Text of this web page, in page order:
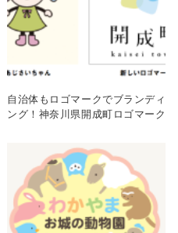
自治体もロゴマークでブランディ
ング！神奈川県開成町ロゴマーク